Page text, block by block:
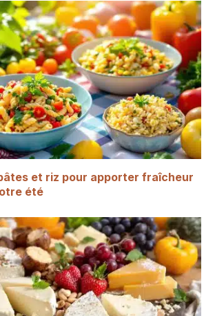
et riz pour apporter fraîcheur
été